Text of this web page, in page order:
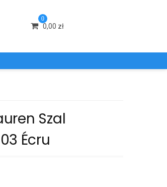
0
0,00 zł
Szal
Écru